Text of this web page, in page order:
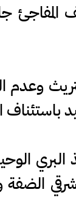
وعدم
شرقي